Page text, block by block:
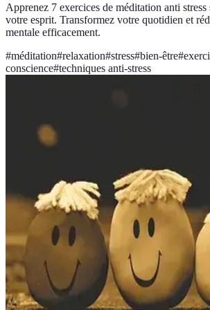
Apprenez 7 exercices de méditation anti
votre esprit. Transformez votre quotidien et
mentale efficacement.
#méditation#relaxation#stress#bien-être#
conscience#techniques anti-stress